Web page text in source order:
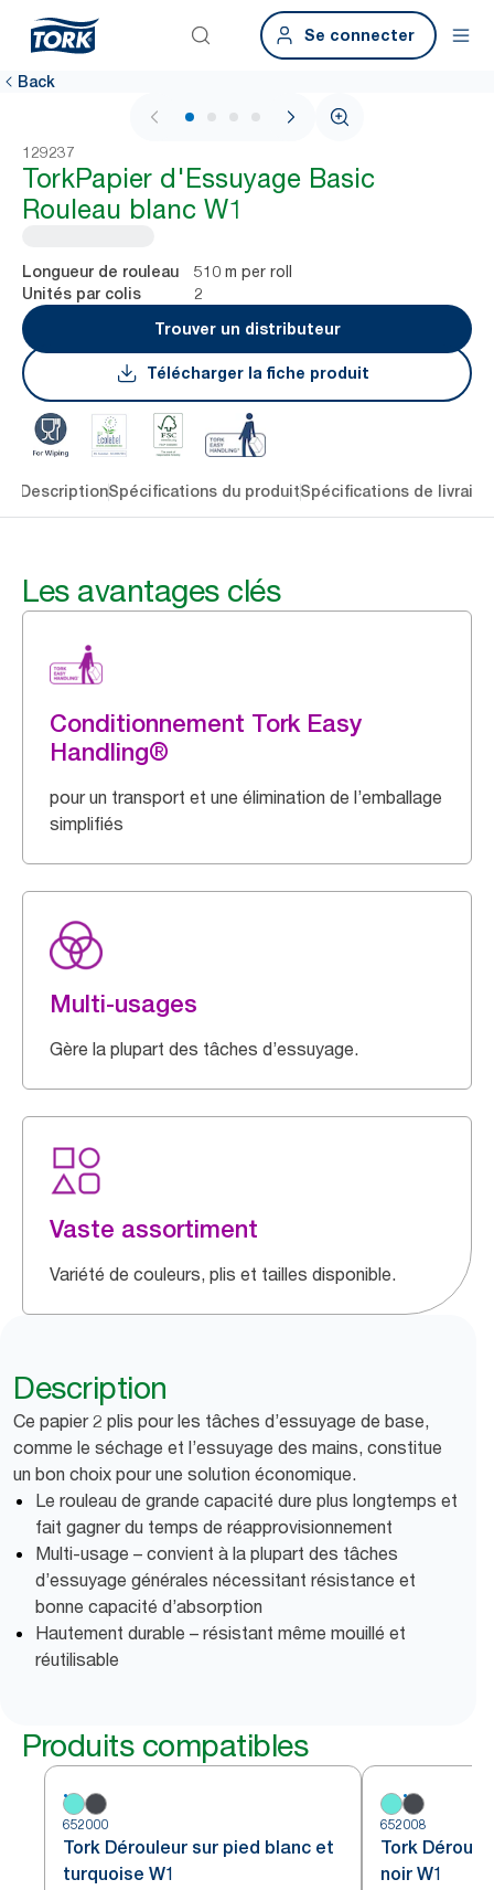
Se connecter
Back
1 / 4
129237
TorkPapier d'Essuyage Basic
Rouleau blanc W1
Longueur de rouleau 510 m per roll
Unités par colis
2
Trouver un distributeur
Télécharger la fiche produit
DescriptionSpécifications du produitSpécifications de
Les avantages clés
Conditionnement Tork Easy
Handling®
pour un transport et une élimination de l’emballage
simplifiés
Multi-usages
Gère la plupart des tâches d’essuyage.
Vaste assortiment
Variété de couleurs, plis et tailles disponible.
Description
Ce papier 2 plis pour les tâches d’essuyage de base,
comme le séchage et l’essuyage des mains, constitue
un bon choix pour une solution économique.
Le rouleau de grande capacité dure plus longtemps et
fait gagner du temps de réapprovisionnement
Multi-usage – convient à la plupart des tâches
d’essuyage générales nécessitant résistance et
bonne capacité d’absorption
Hautement durable – résistant même mouillé et
réutilisable
Produits compatibles
652000
Tork Dérouleur sur pied blanc et
turquoise W1
652008
Tork
noir W1